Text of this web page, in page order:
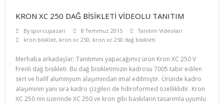
KRON XC 250 DAĞ BISIKLETI VIDEOLU TANITIM
Bysporcupazari 8 Temmuz 2015
Tanıtım Videoları
kron bisiklet, kron xc 250, kron xc 250 dağ bisikleti
Merhaba arkadaşlar; Tanıtımını yapacağımız ürün Kron XC 250 V
Frenli dağ bisikleti. Bu dağ bisikletimizin kadrosu 7005 tabir edilen
sert ve hafif aluminyum alaşımından imal edilmiştir. Üründe kadro
alaşımının yanı sıra kadro çizgileri de hdiroformed özelliklidir. Kron
XC 250 nin üzerinde XC 250 ve kron gibi baskıların tasarımla uyumlu